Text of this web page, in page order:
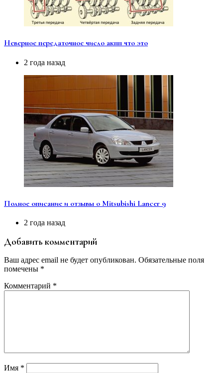
Неверное передаточное число акпп что это
2 года назад
Полное описание и отзывы о Mitsubishi Lancer 9
2 года назад
Добавить комментарий
Ваш адрес email не будет опубликован. Обязательные поля
помечены *
Комментарий *
Имя *